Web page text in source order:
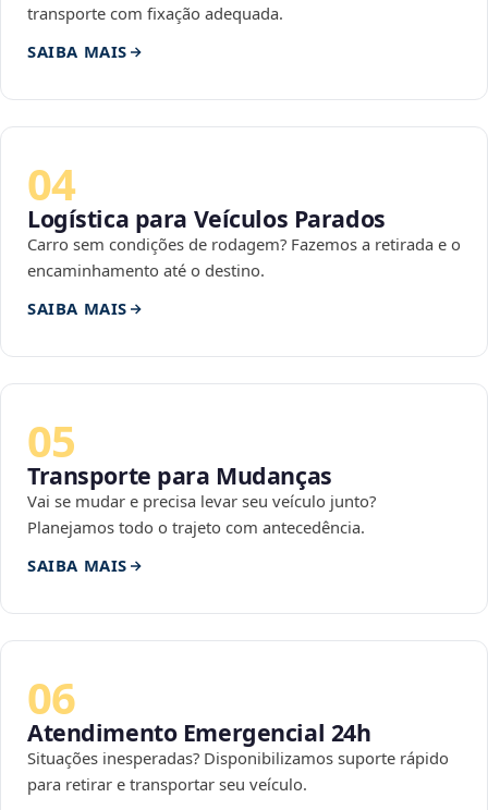
transporte com fixação adequada.
SAIBA MAIS
04
Logística para Veículos Parados
Carro sem condições de rodagem? Fazemos a retirada e o
encaminhamento até o destino.
SAIBA MAIS
05
Transporte para Mudanças
Vai se mudar e precisa levar seu veículo junto?
Planejamos todo o trajeto com antecedência.
SAIBA MAIS
06
Atendimento Emergencial 24h
Situações inesperadas? Disponibilizamos suporte rápido
para retirar e transportar seu veículo.